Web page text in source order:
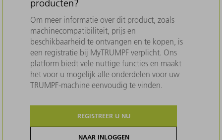
producten?
Om meer informatie over dit product, zoals
machinecompatibiliteit, prijs en
beschikbaarheid te ontvangen en te kopen, is
een registratie bij MyTRUMPF verplicht. Ons
platform biedt vele nuttige functies en maakt
het voor u mogelijk alle onderdelen voor uw
TRUMPF-machine eenvoudig te vinden.
REGISTREER U NU
NAAR INLOGGEN